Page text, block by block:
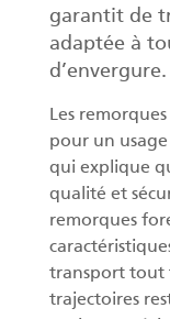
garantit de
adaptée à
d’envergure.
Les
pour un
qui explique
qualité et
remorques
transport tout
trajectoires